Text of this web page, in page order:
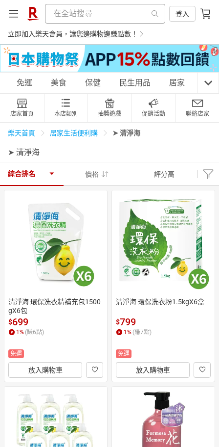
登入
立即加入樂天會員，讓您邊購物邊賺點數！
購物網分類
天天免運 美食蛋糕 養生保健
居家生活 3C家電 親子玩具
女裝 男裝 化妝保養 情趣用品
日本購物 電子/紙本書
免運 美食 保健 民生用品 居家 3C
店家首頁 本店類別 抽獎遊戲 促銷活動 聯絡店家
樂天首頁 居家生活便利購 ➤ 清淨海
➤ 清淨海
綜合排名 價格 評分高
清淨海 環保洗衣精補充包1500
gX6包
$699
1 % (賺6點)
免運
放入購物車
清淨海 環保洗衣粉1.5kgX6盒
$799
1 % (賺7點)
免運
放入購物車